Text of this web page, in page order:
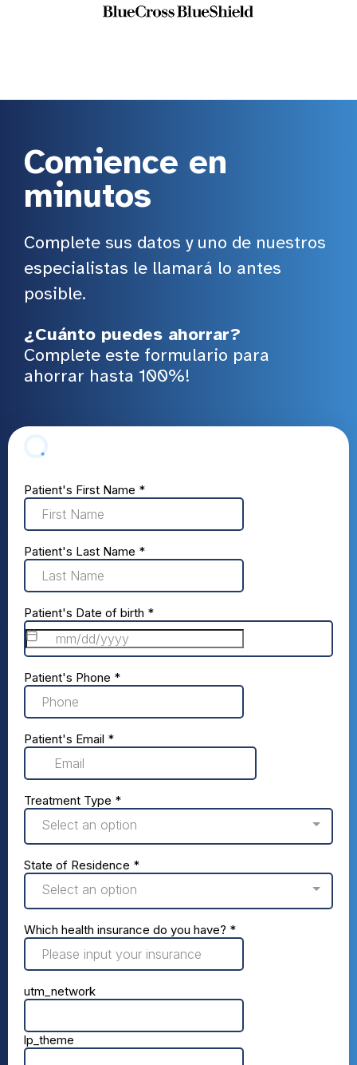
Comience en
minutos
Complete sus datos y uno de nuestros
especialistas le llamará lo antes
posible.
¿Cuánto puedes ahorrar?
Complete este formulario para
ahorrar hasta 100%!